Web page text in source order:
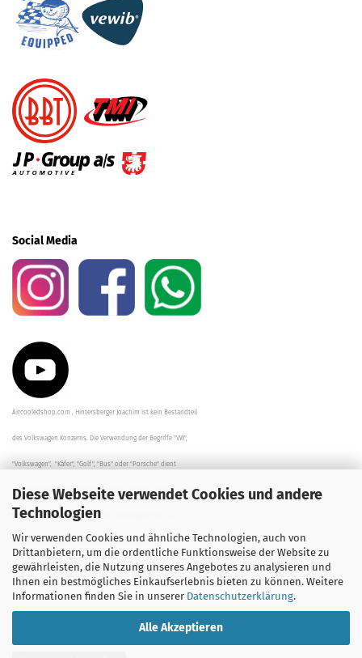
Diese Webseite verwendet Cookies und andere
Technologien
Wir verwenden Cookies und ähnliche Technologien, auch von
Drittanbietern, um die ordentliche Funktionsweise der Website zu
gewährleisten, die Nutzung unseres Angebotes zu analysieren und
Ihnen ein bestmögliches Einkaufserlebnis bieten zu können. Weitere
Informationen finden Sie in unserer Datenschutzerklärung.
Alle Akzeptieren
Social Media
Aircooledshop.com , Hintersberger Joachim ist kein Bestandteil
des Volkswagen Konzerns. Die Verwendung der Begriffe "VW",
"Volkswagen", "Käfer", "Golf", "Bus" oder "Porsche" dient
der Beschreibung der Teile und stellt in keinem Fall eine direkte
Verbindung zu dem Unternehmen "Volkswagen" her/da.
Die Beschreibungen, Zeichnungen und Angaben zur
Verwendung sind sorgfältig überprüft worden.